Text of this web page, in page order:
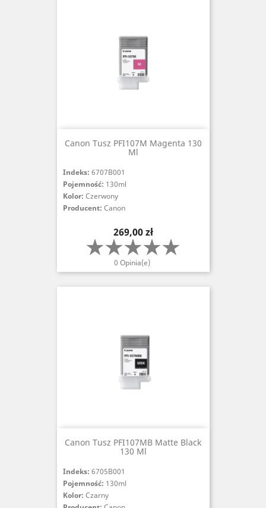
Canon Tusz PFI107M Magenta 130
Ml
Indeks: 6707B001
Pojemność: 130ml
Kolor: Czerwony
Producent: Canon
Cena
269,00 zł
0 Opinia(e)
Canon Tusz PFI107MB Matte Black
130 Ml
Indeks: 6705B001
Pojemność: 130ml
Kolor: Czarny